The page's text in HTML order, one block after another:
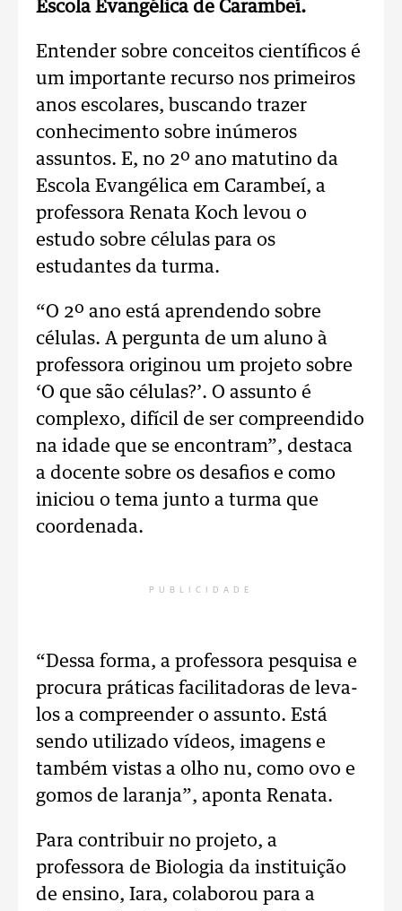
Escola Evangélica de Carambeí.
Entender sobre conceitos científicos é
um importante recurso nos primeiros
anos escolares, buscando trazer
conhecimento sobre inúmeros
assuntos. E, no 2º ano matutino da
Escola Evangélica em Carambeí, a
professora Renata Koch levou o
estudo sobre células para os
estudantes da turma.
“O 2º ano está aprendendo sobre
células. A pergunta de um aluno à
professora originou um projeto sobre
‘O que são células?’. O assunto é
complexo, difícil de ser compreendido
na idade que se encontram”, destaca
a docente sobre os desafios e como
iniciou o tema junto a turma que
coordenada.
PUBLICIDADE
“Dessa forma, a professora pesquisa e
procura práticas facilitadoras de leva-
los a compreender o assunto. Está
sendo utilizado vídeos, imagens e
também vistas a olho nu, como ovo e
gomos de laranja”, aponta Renata.
Para contribuir no projeto, a
professora de Biologia da instituição
de ensino, Iara, colaborou para a